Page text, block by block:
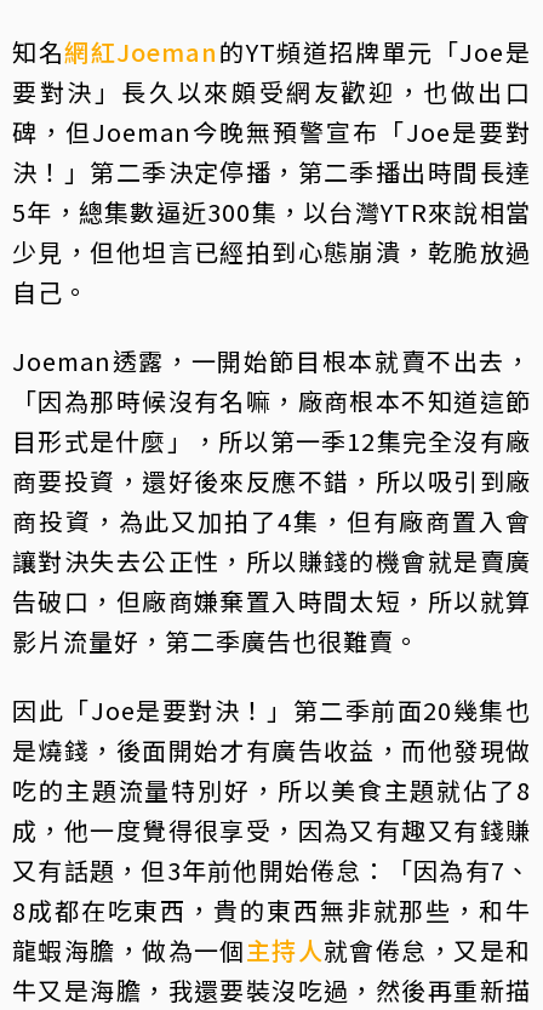
知名網紅Joeman的YT頻道招牌單元「Joe是
要對決」長久以來頗受網友歡迎，也做出口
碑，但Joeman今晚無預警宣布「Joe是要對
決！」第二季決定停播，第二季播出時間長達
5年，總集數逼近300集，以台灣YTR來說相當
少見，但他坦言已經拍到心態崩潰，乾脆放過
自己。
Joeman透露，一開始節目根本就賣不出去，
「因為那時候沒有名嘛，廠商根本不知道這節
目形式是什麼」，所以第一季12集完全沒有廠
商要投資，還好後來反應不錯，所以吸引到廠
商投資，為此又加拍了4集，但有廠商置入會
讓對決失去公正性，所以賺錢的機會就是賣廣
告破口，但廠商嫌棄置入時間太短，所以就算
影片流量好，第二季廣告也很難賣。
因此「Joe是要對決！」第二季前面20幾集也
是燒錢，後面開始才有廣告收益，而他發現做
吃的主題流量特別好，所以美食主題就佔了8
成，他一度覺得很享受，因為又有趣又有錢賺
又有話題，但3年前他開始倦怠：「因為有7、
8成都在吃東西，貴的東西無非就那些，和牛
龍蝦海膽，做為一個主持人就會倦怠，又是和
牛又是海膽，我還要裝沒吃過，然後再重新描